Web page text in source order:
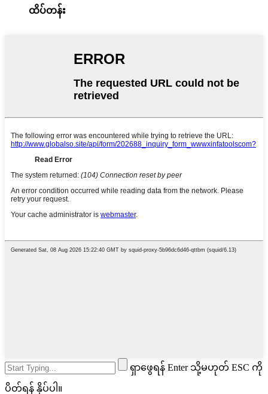
ထိပ်တန်း
ရှာဖွေရန် Enter သို့မဟုတ် ESC ကို
ပိတ်ရန် နှိပ်ပါ။